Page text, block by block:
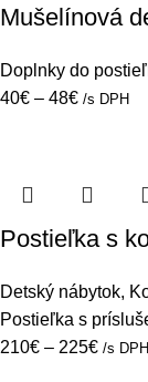
Mušelínová
Doplnky do
40€ – 48€ /s DPH
Postieľka s
Detský nábytok,
Postieľka s
210€ – 225€ /s DPH